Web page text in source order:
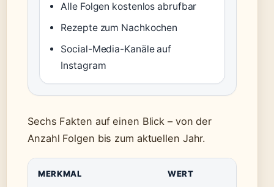
Alle Folgen kostenlos abrufbar
Rezepte zum Nachkochen
Social-Media-Kanäle auf
Instagram
Sechs Fakten auf einen Blick – von der
Anzahl Folgen bis zum aktuellen Jahr.
MERKMAL WERT